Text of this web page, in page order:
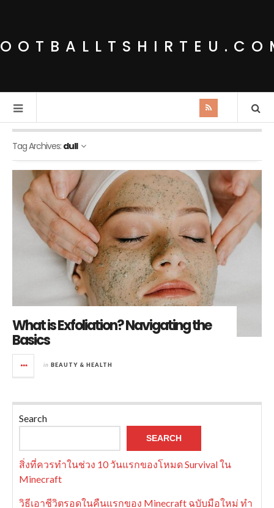
Tag Archives: dull
What is Exfoliation? Navigating the
Basics
in BEAUTY & HEALTH
Search
SEARCH
สิ่งที่ควรทำในช่วง 10 วันแรกของโหมด Survival ใน
Minecraft
วิธีเอาชีวิตรอดในคืนแรกของ Minecraft ฉบับมือใหม่ ทำ